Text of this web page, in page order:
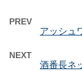
PREV
アッシュ
NEXT
酒番長ネ